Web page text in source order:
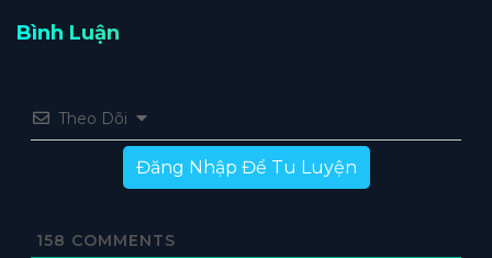
Bình Luận
Theo Dõi
Đăng Nhập Để Tu Luyện
158 COMMENTS